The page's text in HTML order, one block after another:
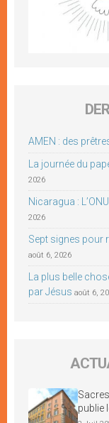
AMEN : des
La journée du
2026
Nicaragua :
2026
Sept signes pour
août 6, 2026
La plus belle
par Jésus août 6,
publie